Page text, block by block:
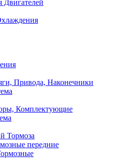
Двигателей
Привода, Наконечники
Комплектующие
Тормоза
передние